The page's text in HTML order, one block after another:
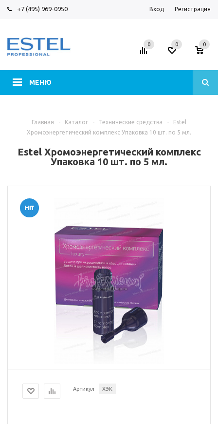
+7 (495) 969-0950 Вход Регистрация
МЕНЮ
0 0 0
Главная - Каталог - Технические средства -
Estel
Хромоэнергетический комплекс Упаковка 10 шт. по 5 мл.
Estel Хромоэнергетический комплекс
Упаковка 10 шт. по 5 мл.
Артикул ХЭК